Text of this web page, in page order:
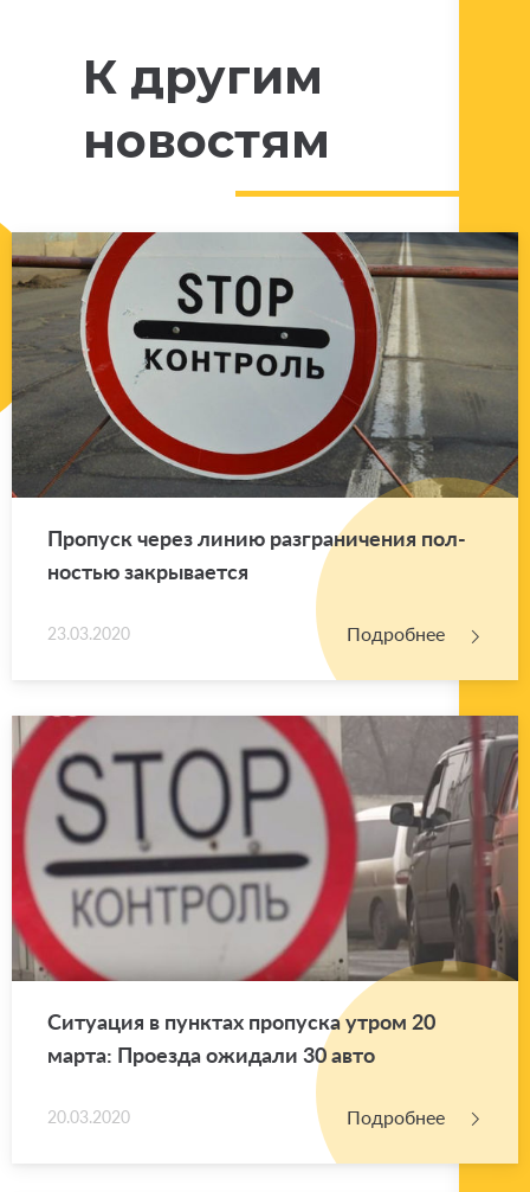
К другим
новостям
Про­пуск через линию раз­гра­ни­че­ния пол­
но­стью за­кры­ва­ет­ся
23.03.2020 Подробнее
Си­ту­а­ция в пунк­тах про­пус­ка утром 20
марта: Про­ез­да ожи­да­ли 30 авто
20.03.2020 Подробнее